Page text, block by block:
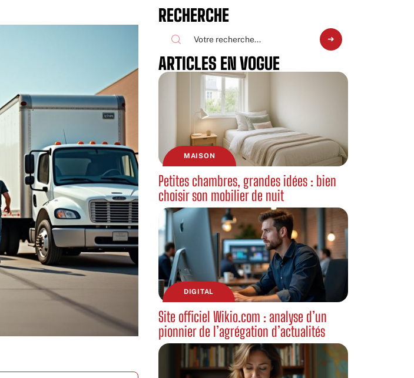
RECHERCHE
ARTICLES EN VOGUE
MAISON
Petites chambres, grandes idées : bien
choisir son mobilier de nuit
DIGITAL
Site officiel Wikio.com : analyse d’un
pionnier de l’agrégation d’actualités